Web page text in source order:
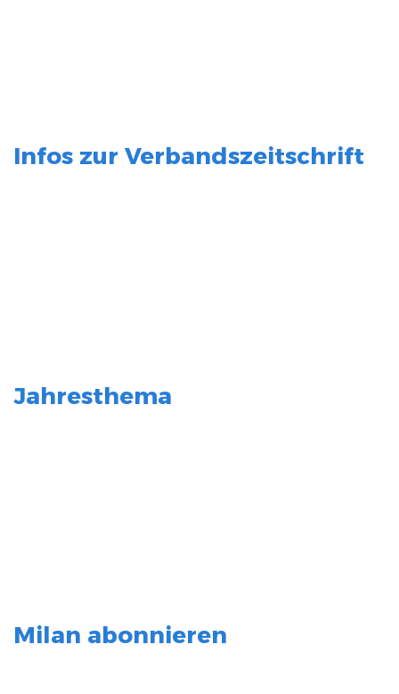
Infos zur Verbandszeitschrift
Jahresthema
Milan abonnieren